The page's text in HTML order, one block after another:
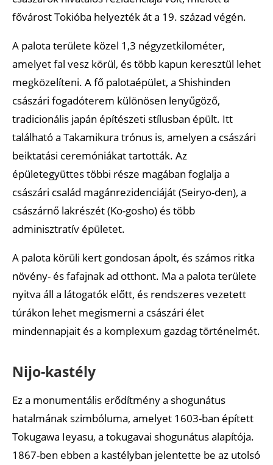
fővárost Tokióba helyezték át a 19. század végén.
A palota területe közel 1,3 négyzetkilométer,
amelyet fal vesz körül, és több kapun keresztül lehet
megközelíteni. A fő palotaépület, a Shishinden
császári fogadóterem különösen lenyűgöző,
tradicionális japán építészeti stílusban épült. Itt
található a Takamikura trónus is, amelyen a császári
beiktatási ceremóniákat tartották. Az
épületegyüttes többi része magában foglalja a
császári család magánrezidenciáját (Seiryo-den), a
császárnő lakrészét (Ko-gosho) és több
adminisztratív épületet.
A palota körüli kert gondosan ápolt, és számos ritka
növény- és fafajnak ad otthont. Ma a palota területe
nyitva áll a látogatók előtt, és rendszeres vezetett
túrákon lehet megismerni a császári élet
mindennapjait és a komplexum gazdag történelmét.
Nijo-kastély
Ez a monumentális erődítmény a shogunátus
hatalmának szimbóluma, amelyet 1603-ban épített
Tokugawa Ieyasu, a tokugavai shogunátus alapítója.
1867-ben ebben a kastélyban jelentette be az utolsó